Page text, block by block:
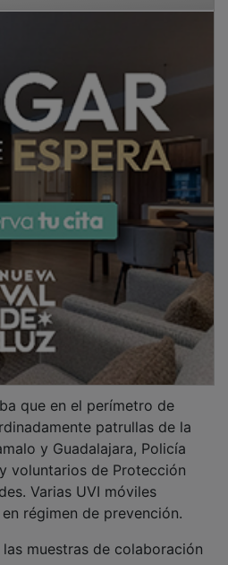
que en el perímetro de
patrullas de la
y Guadalajara, Policía
voluntarios de Protección
Varias UVI móviles
régimen de prevención.
las muestras de colaboración
colindantes, entre ellas
no han dudado en
su actividad para ceder
potencia a las mangueras
parte, la brigada de operarios
ha estado
isotónicas y bocadillos